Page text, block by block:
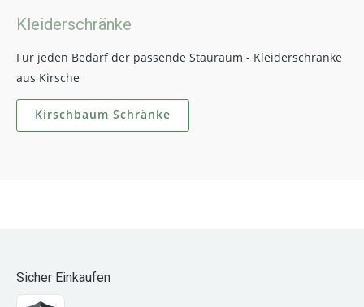
Kleiderschränke
Für jeden Bedarf der passende Stauraum - Kleiderschränke
aus Kirsche
Kirschbaum Schränke
Sicher Einkaufen